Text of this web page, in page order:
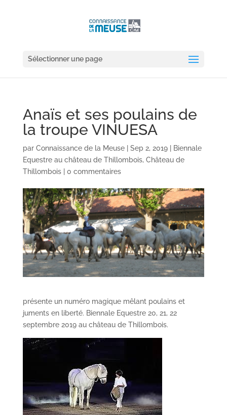
Sélectionner une page
Anaïs et ses poulains de
la troupe VINUESA
par Connaissance de la Meuse| Sep 2, 2019|
Biennale
Equestre au château de Thillombois, Château de
Thillombois| 0 commentaires
présente un numéro magique mêlant poulains et
juments en liberté. Biennale Equestre 20, 21, 22
septembre 2019 au château de Thillombois.